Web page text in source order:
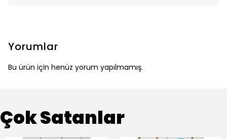
Yorumlar
Bu ürün için henüz yorum yapılmamış.
Çok Satanlar